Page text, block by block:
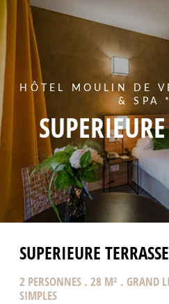
HÔTEL MOULIN DE
& SPA
SUPERIEURE TERRASSE
2 PERSONNES . 28 M² . GRAND
SIMPLES